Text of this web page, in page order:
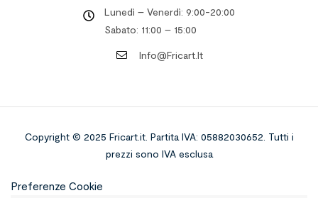
Lunedì – Venerdì: 9:00-20:00
Sabato: 11:00 – 15:00
Info@fricart.it
Copyright © 2025 Fricart.it. Partita IVA: 05882030652. Tutti i
prezzi sono IVA esclusa
Preferenze Cookie